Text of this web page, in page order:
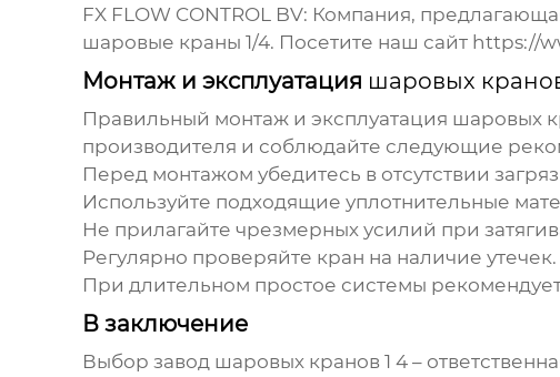
FX FLOW CONTROL BV: Компания,
шаровые краны 1/4. Посетите наш сайт https://
Монтаж и эксплуатация шаровых
Правильный монтаж и эксплуатация шаровых
производителя и соблюдайте следующие
Перед монтажом убедитесь в отсутствии
Используйте подходящие уплотнительные
Не прилагайте чрезмерных усилий при
Регулярно проверяйте кран на наличие утечек.
При длительном простое системы
В заключение
Выбор завод шаровых кранов 1 4–